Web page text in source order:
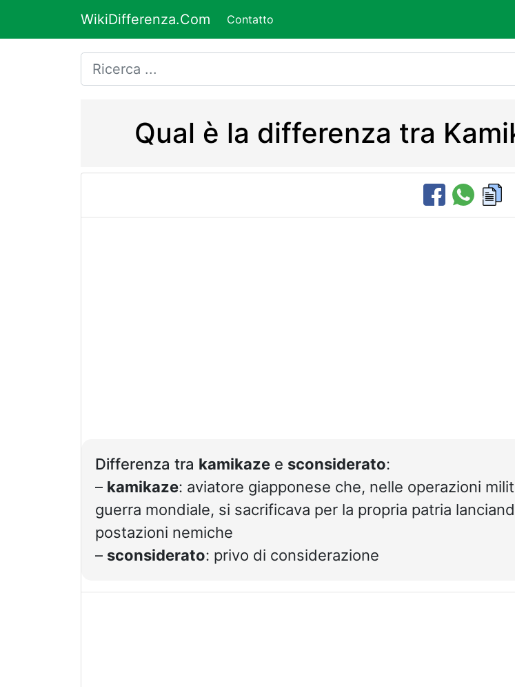
WikiDifferenza.Com Contatto
Qual è la differenza tra
Differenza tra kamikaze e sconsiderato:
– kamikaze: aviatore giapponese che, nelle operazioni
guerra mondiale, si sacrificava per la propria patria
postazioni nemiche
– sconsiderato: privo di considerazione